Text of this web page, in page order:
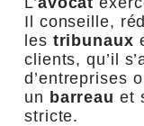
Il conseille,
les tribunaux
clients, qu’il
d’entreprises
un barreau et
stricte.